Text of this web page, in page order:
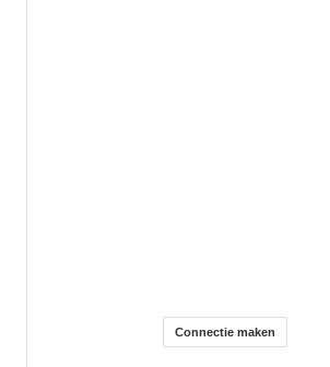
Connectie maken